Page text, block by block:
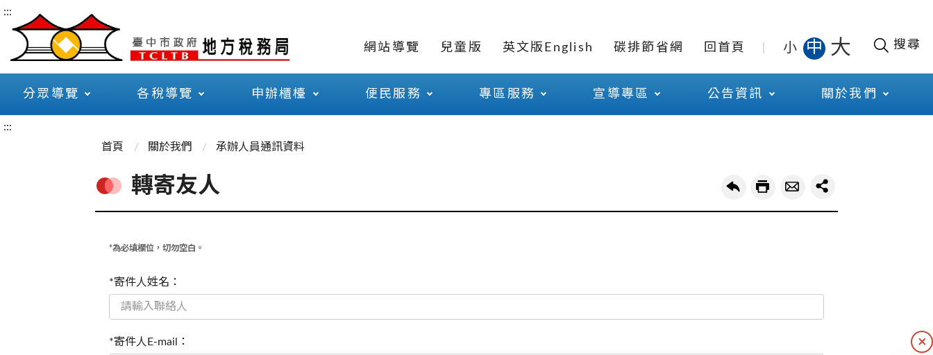
:::
網站導覽 兒童版 英文版English 碳排節省網 回首頁 小 中 大 搜尋
分眾導覽 各稅導覽 申辦櫃檯 便民服務 專區服務 宣導專區 公告資訊 關於我們
:::
首頁
關於我們 承辦人員通訊資料
轉寄友人
*為必填欄位，切勿空白。
*寄件人姓名：
*寄件人E-mail：